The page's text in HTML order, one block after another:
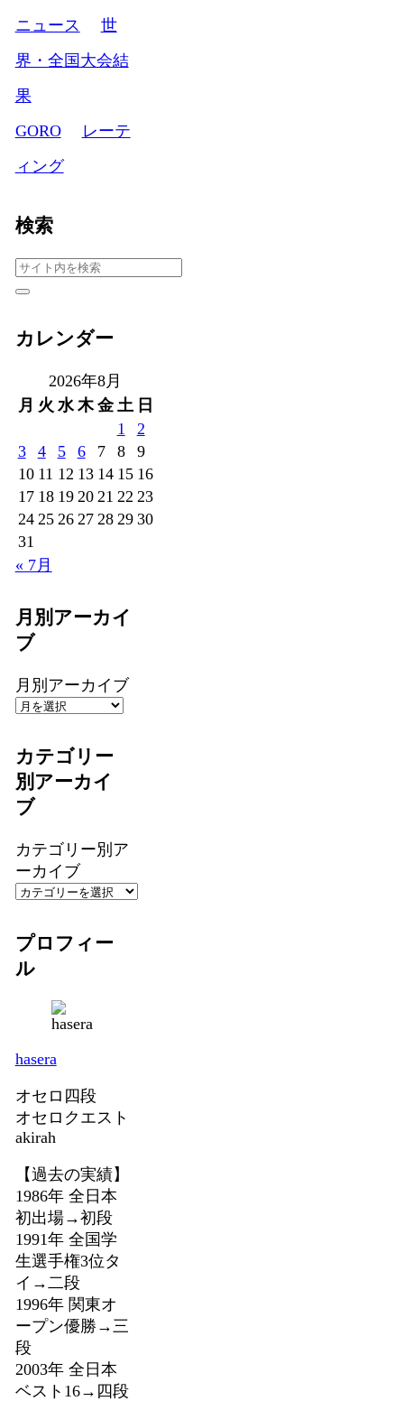
ニュース
世
界・全国大会結
果
GORO
レーテ
ィング
検索
カレンダー
2026年8月
月 火 水 木 金 土 日
1
2
3
4 5 6 7 8
9
10 11 12 13 14 15 16
17 18 19 20 21 22 23
24 25 26 27 28 29 30
31
« 7月
月別アーカイ
ブ
月別アーカイブ
カテゴリー
別アーカイ
ブ
カテゴリー別ア
ーカイブ
プロフィー
ル
hasera
オセロ四段
オセロクエスト
akirah
【過去の実績】
1986年 全日本
初出場→初段
1991年 全国学
生選手権3位タ
イ→二段
1996年 関東オ
ープン優勝→三
段
2003年 全日本
ベスト16→四段